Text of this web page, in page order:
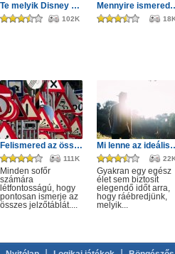
Te melyik Disney hercegnő lennél?
102K
Mennyire
Felismered az összes KRESZ táblát?
111K
Minden sofőr
számára
létfontosságú, hogy
pontosan ismerje az
összes jelzőtáblát....
Mi lenne az
Gyakran egy egész
élet sem biztosít
elegendő időt arra,
hogy ráébredjünk,
melyik...